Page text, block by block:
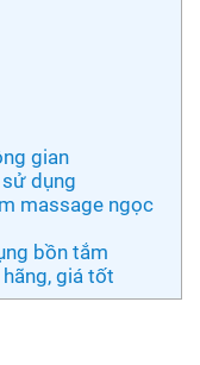
gian
dụng
massage ngọc
bồn tắm
giá tốt